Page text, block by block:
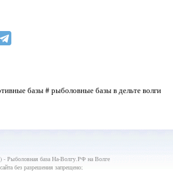
базы # рыболовные базы в дельте волги
база На-Волгу.РФ на Волге
без разрешения запрещено;